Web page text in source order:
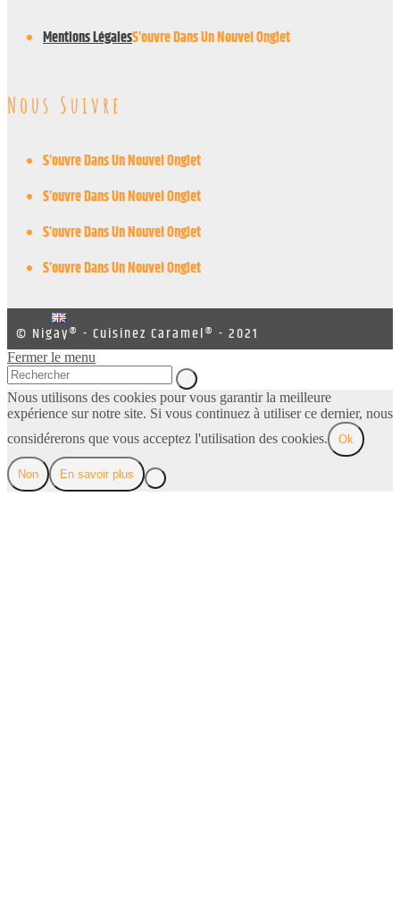
Mentions LégalesS’ouvre Dans Un Nouvel Onglet
Nous Suivre
S’ouvre Dans Un Nouvel Onglet
S’ouvre Dans Un Nouvel Onglet
S’ouvre Dans Un Nouvel Onglet
S’ouvre Dans Un Nouvel Onglet
© Nigay® - Cuisinez Caramel® - 2021
Fermer le menu
Nous utilisons des cookies pour vous garantir la meilleure
expérience sur notre site. Si vous continuez à utiliser ce dernier, nous
considérerons que vous acceptez l'utilisation des cookies.
Ok
Non En savoir plus